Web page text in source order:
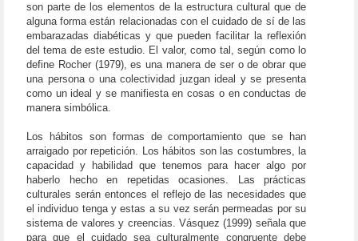
son parte de los elementos de la estructura cultural que de
alguna forma están relacionadas con el cuidado de sí de las
embarazadas diabéticas y que pueden facilitar la reflexión
del tema de este estudio. El valor, como tal, según como lo
define Rocher (1979), es una manera de ser o de obrar que
una persona o una colectividad juzgan ideal y se presenta
como un ideal y se manifiesta en cosas o en conductas de
manera simbólica.
Los hábitos son formas de comportamiento que se han
arraigado por repetición. Los hábitos son las costumbres, la
capacidad y habilidad que tenemos para hacer algo por
haberlo hecho en repetidas ocasiones. Las prácticas
culturales serán entonces el reflejo de las necesidades que
el individuo tenga y estas a su vez serán permeadas por su
sistema de valores y creencias. Vásquez (1999) señala que
para que el cuidado sea culturalmente congruente debe